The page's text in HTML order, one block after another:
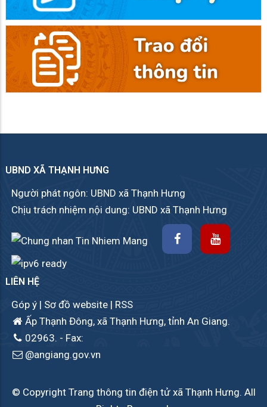
UBND XÃ THẠNH HƯNG
Người phát ngôn: UBND xã Thạnh Hưng
Chịu trách nhiệm nội dung: UBND xã Thạnh Hưng
LIÊN HỆ
Góp ý | Sơ đồ website | RSS
Ấp Thạnh Đông, xã Thạnh Hưng, tỉnh An Giang.
02963. - Fax:
@angiang.gov.vn
© Copyright Trang thông tin điện tử xã Thạnh Hưng. All